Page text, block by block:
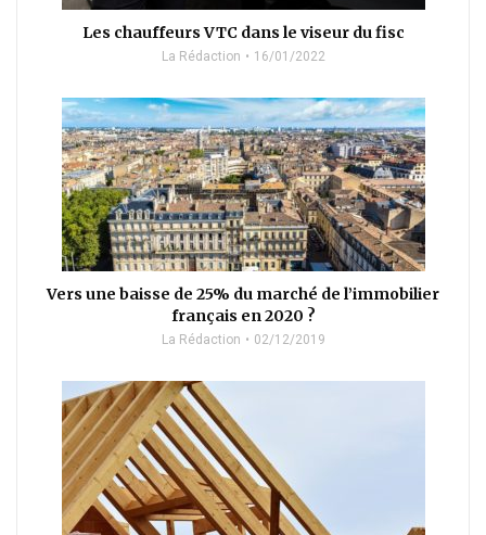
Les chauffeurs VTC dans le viseur du fisc
La Rédaction 16/01/2022
Vers une baisse de 25% du marché de l’immobilier
français en 2020 ?
La Rédaction 02/12/2019